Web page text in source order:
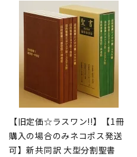
【旧定価☆ラスワン!!】【1冊
購入の場合のみネコポス発送
可】新共同訳 大型分割聖書